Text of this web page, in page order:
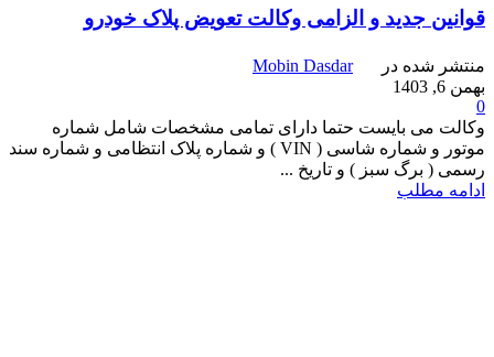
قوانین جدید و الزامی وکالت تعویض پلاک خودرو
منتشر شده در
Mobin Dasdar
بهمن 6, 1403
0
وکالت می بایست حتما دارای تمامی مشخصات شامل شماره
موتور و شماره شاسی ( VIN ) و شماره پلاک انتظامی و شماره سند
رسمی ( برگ سبز ) و تاریخ ...
ادامه مطلب